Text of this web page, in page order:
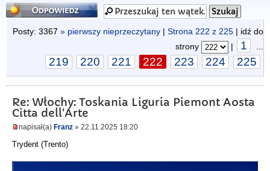
Odpowiedz
Posty: 3367 » pierwszy nieprzeczytany | Strona 222 z 225 | idź do
strony
| 1
219 220 221 222 223 224 225
Re: Włochy: Toskania Liguria Piemont Aosta
Citta dell'Arte
napisał(a) Franz » 22.11.2025 18:20
Trydent (Trento)